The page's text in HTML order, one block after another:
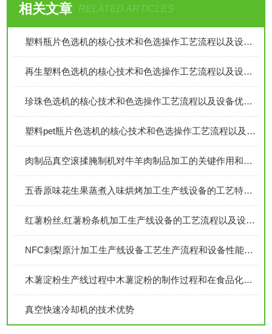
相关文章 RELATED ARTICLES
塑料瓶片色选机的核心技术和色选操作工艺流程以及设备优势介绍
再生塑料色选机的核心技术和色选操作工艺流程以及设备优势介绍
珍珠色选机的核心技术和色选操作工艺流程以及设备优势介绍
塑料pet瓶片色选机的核心技术和色选操作工艺流程以及设备优势介绍
肉制品真空滚揉腌制机对牛羊肉制品加工的关键作用和设备保养注意事项
五香原味花生果蒸煮入味烘烤加工生产线设备的工艺特点介绍
红薯粉丝,红薯粉条机加工生产线设备的工艺流程以及设备特点技术参数介绍
NFC刺梨原汁加工生产线设备工艺生产流程和设备性能特点技术参数介绍
木薯淀粉生产线过程中木薯淀粉的制作过程和在食品化工广泛应用范围
真空快速冷却机的技术优势